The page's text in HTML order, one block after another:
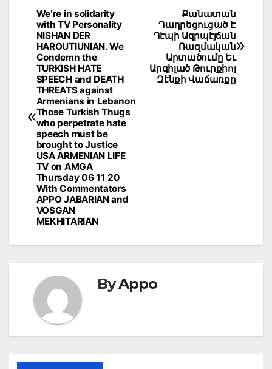
Post
navigation
Քանատան
Դադրեցուցած Է
Դէպի Ազրպէյճան
Ռազմական
Արտածումը Եւ
Արգիլած Թուրքիոյ
Զէնքի Վաճառքը
We’re in solidarity
with TV Personality
NISHAN DER
HAROUTIUNIAN. We
Condemn the
TURKISH HATE
SPEECH and DEATH
THREATS against
Armenians in Lebanon
Those Turkish Thugs
who perpetrate hate
speech must be
brought to Justice
USA ARMENIAN LIFE
TV on AMGA
Thursday 06 11 20
With Commentators
APPO JABARIAN and
VOSGAN
MEKHITARIAN
ByAppo